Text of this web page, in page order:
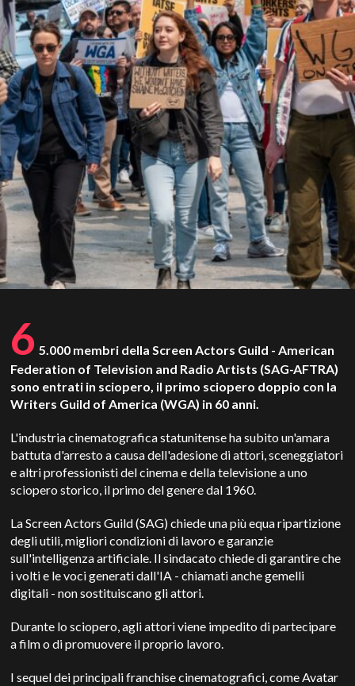
6 5.000 membri della Screen Actors Guild - American
Federation of Television and Radio Artists (SAG-AFTRA)
sono entrati in sciopero, il primo sciopero doppio con la
Writers Guild of America (WGA) in 60 anni.
L'industria cinematografica statunitense ha subito un'amara
battuta d'arresto a causa dell'adesione di attori, sceneggiatori
e altri professionisti del cinema e della televisione a uno
sciopero storico, il primo del genere dal 1960.
La Screen Actors Guild (SAG) chiede una più equa ripartizione
degli utili, migliori condizioni di lavoro e garanzie
sull'intelligenza artificiale. Il sindacato chiede di garantire che
i volti e le voci generati dall'IA - chiamati anche gemelli
digitali - non sostituiscano gli attori.
Durante lo sciopero, agli attori viene impedito di partecipare
a film o di promuovere il proprio lavoro.
I sequel dei principali franchise cinematografici, come Avatar